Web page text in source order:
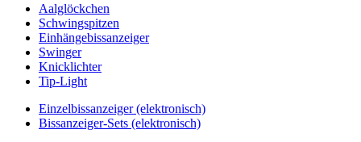
Aalglöckchen
Schwingspitzen
Einhängebissanzeiger
Swinger
Knicklichter
Tip-Light
Einzelbissanzeiger (elektronisch)
Bissanzeiger-Sets (elektronisch)